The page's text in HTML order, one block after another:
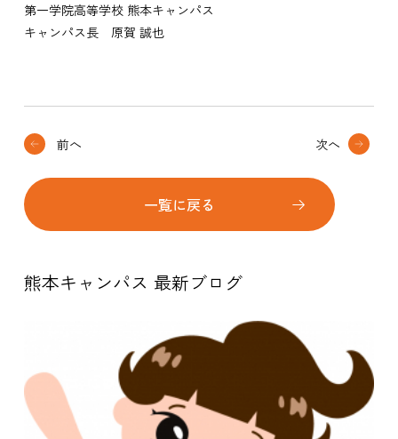
第一学院高等学校 熊本キャンパス
キャンパス長 原賀 誠也
前へ
一覧に戻る
次へ
熊本キャンパス 最新ブログ